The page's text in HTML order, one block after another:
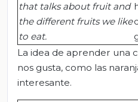
that talks about fruit and
the different fruits we like
to eat.
La idea de aprender una
nos gusta, como las
interesante.